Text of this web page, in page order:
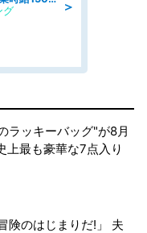
＞
グ
ラッキーバッグ"が8月
上最も豪華な7点入り
険のはじまりだ!」 夫